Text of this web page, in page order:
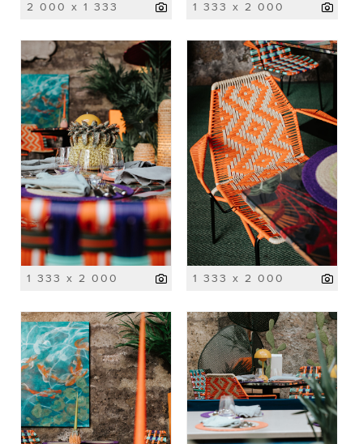
2 000 x 1 333 1 333 x 2 000
1 333 x 2 000 1 333 x 2 000